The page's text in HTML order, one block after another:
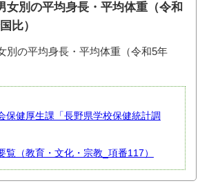
女別の平均身長・平均体重（令和
比）
保健厚生課「長野県学校保健統計調
覧（教育・文化・宗教_項番117）